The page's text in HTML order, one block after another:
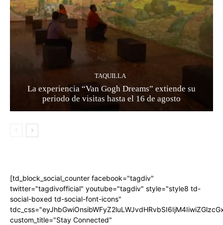
TAQUILLA
La experiencia “Van Gogh Dreams” extiende su
periodo de visitas hasta el 16 de agosto
[td_block_social_counter facebook="tagdiv"
twitter="tagdivofficial" youtube="tagdiv" style="style8 td-
social-boxed td-social-font-icons"
custom_title="Stay Connected"